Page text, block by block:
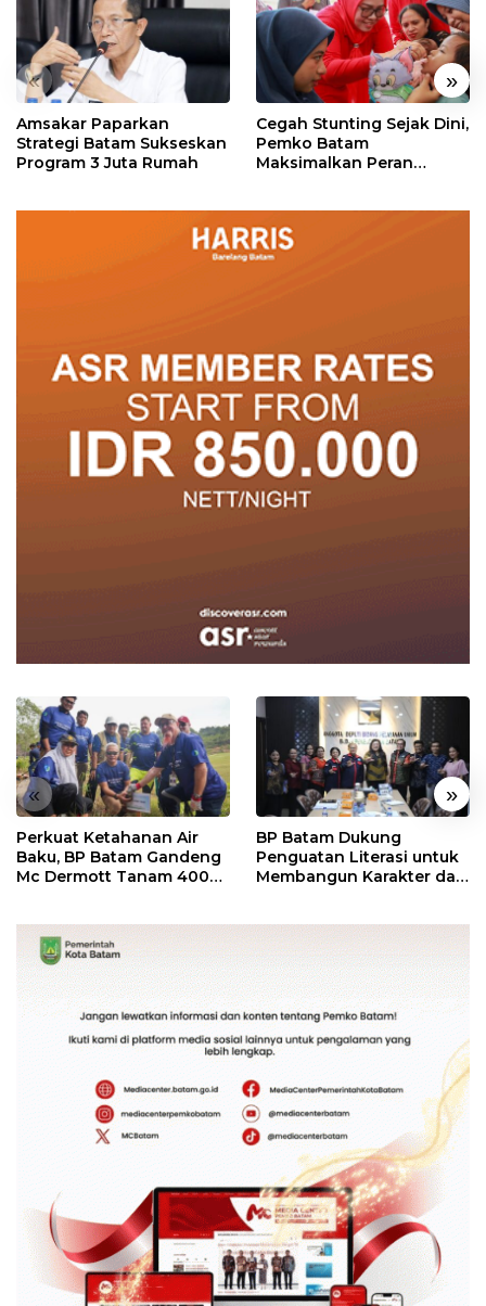
« »
Amsakar Paparkan
Strategi Batam Sukseskan
Program 3 Juta Rumah
Cegah Stunting Sejak Dini,
Pemko Batam
Maksimalkan Peran
« »
Perkuat Ketahanan Air
Baku, BP Batam Gandeng
Mc Dermott Tanam 400
BP Batam Dukung
Penguatan Literasi untuk
Membangun Karakter dan